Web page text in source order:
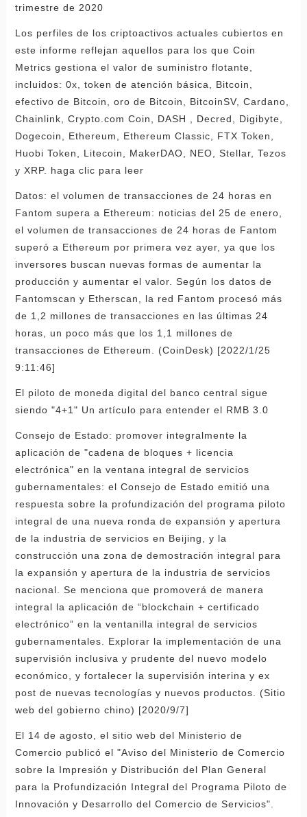
trimestre de 2020
Los perfiles de los criptoactivos actuales cubiertos en
este informe reflejan aquellos para los que Coin
Metrics gestiona el valor de suministro flotante,
incluidos: 0x, token de atención básica, Bitcoin,
efectivo de Bitcoin, oro de Bitcoin, BitcoinSV, Cardano,
Chainlink, Crypto.com Coin, DASH , Decred, Digibyte,
Dogecoin, Ethereum, Ethereum Classic, FTX Token,
Huobi Token, Litecoin, MakerDAO, NEO, Stellar, Tezos
y XRP. haga clic para leer
Datos: el volumen de transacciones de 24 horas en
Fantom supera a Ethereum: noticias del 25 de enero,
el volumen de transacciones de 24 horas de Fantom
superó a Ethereum por primera vez ayer, ya que los
inversores buscan nuevas formas de aumentar la
producción y aumentar el valor. Según los datos de
Fantomscan y Etherscan, la red Fantom procesó más
de 1,2 millones de transacciones en las últimas 24
horas, un poco más que los 1,1 millones de
transacciones de Ethereum. (CoinDesk) [2022/1/25
9:11:46]
El piloto de moneda digital del banco central sigue
siendo "4+1" Un artículo para entender el RMB 3.0
Consejo de Estado: promover integralmente la
aplicación de "cadena de bloques + licencia
electrónica" en la ventana integral de servicios
gubernamentales: el Consejo de Estado emitió una
respuesta sobre la profundización del programa piloto
integral de una nueva ronda de expansión y apertura
de la industria de servicios en Beijing, y la
construcción una zona de demostración integral para
la expansión y apertura de la industria de servicios
nacional. Se menciona que promoverá de manera
integral la aplicación de “blockchain + certificado
electrónico” en la ventanilla integral de servicios
gubernamentales. Explorar la implementación de una
supervisión inclusiva y prudente del nuevo modelo
económico, y fortalecer la supervisión interina y ex
post de nuevas tecnologías y nuevos productos. (Sitio
web del gobierno chino) [2020/9/7]
El 14 de agosto, el sitio web del Ministerio de
Comercio publicó el "Aviso del Ministerio de Comercio
sobre la Impresión y Distribución del Plan General
para la Profundización Integral del Programa Piloto de
Innovación y Desarrollo del Comercio de Servicios".